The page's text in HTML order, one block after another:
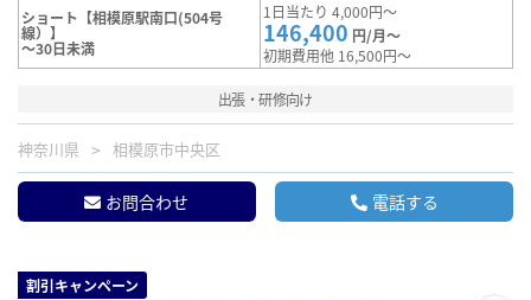
ショート【相模原駅南口(504号
線）】
～30日未満
1日当たり 4,000円～
146,400 円/月～
初期費用他 16,500円～
出張・研修向け
神奈川県 相模原市中央区
お問合わせ 電話する
割引キャンペーン